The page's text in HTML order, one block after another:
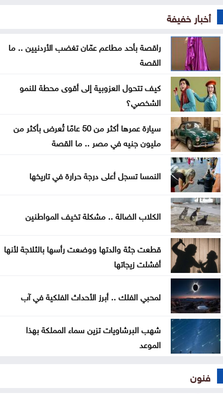
.. ماذا عن الأردن؟
البرلمان العربي يدين تفجيرًا إرهابيًا استهدف حافلة ركاب
بريف دمشق
واشنطن تضغط على إسرائيل لإقرار هدنة في غزة
إسبانيا تفرض قيودًا على الرحلات الجوية والسفن
القادمة من إيطاليا
الحكومة التركية تنفي أي تعارض بين اتفاقية الدفاع
والتزامات الناتو
أخبار خفيفة
راقصة بأحد مطاعم عمّان تغضب الأردنيين .. ما
القصة
كيف تتحول العزوبية إلى أقوى محطة للنمو
الشخصي؟
سيارة عمرها أكثر من 50 عامًا تُعرض بأكثر من
مليون جنيه في مصر .. ما القصة
النمسا تسجل أعلى درجة حرارة في تاريخها
الكلاب الضالة .. مشكلة تخيف المواطنين
قطعت جثة والدتها ووضعت رأسها بالثلاجة لأنها
أفشلت زيجاتها
لمحبي الفلك .. أبرز الأحداث الفلكية في آب
شهب البرشاويات تزين سماء المملكة بهذا
الموعد
فنون